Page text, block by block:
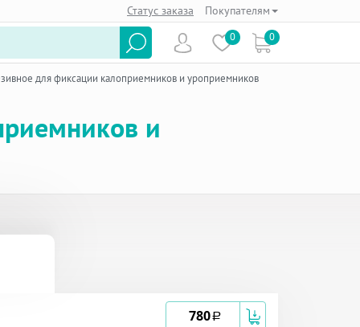
Статус заказа Покупателям
0 0
для фиксации калоприемников и уроприемников
и
780a